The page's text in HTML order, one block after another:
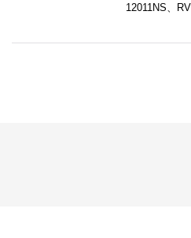
12011NS、